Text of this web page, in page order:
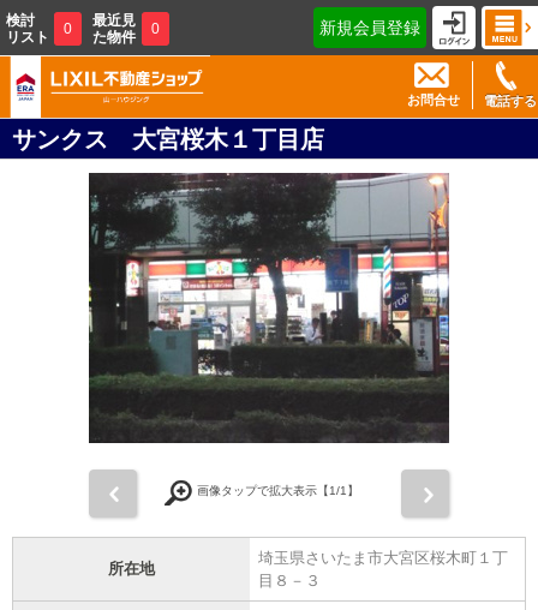
検討
リスト
0
最近見
た物件
0 新規会員登録
電話する
お問合せ
サンクス 大宮桜木１丁目店
画像タップで拡大表示【1/1】
所在地
埼玉県さいたま市大宮区桜木町１丁
目８－３